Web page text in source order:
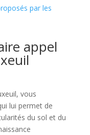
par les
appel
vous
lui permet de
du sol et du